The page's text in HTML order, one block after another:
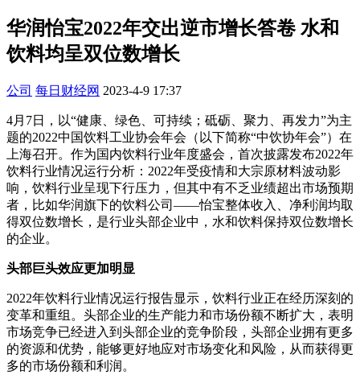
华润怡宝2022年交出逆市增长答卷 水和
饮料均呈双位数增长
公司 每日财经网 2023-4-9 17:37
4月7日，以“健康、绿色、可持续；砥砺、聚力、再发力”为主
题的2022中国饮料工业协会年会（以下简称“中饮协年会”）在
上海召开。作为国内饮料行业年度盛会，首次披露发布2022年
饮料行业情况运行分析：2022年受疫情和大宗原材料波动影
响，饮料行业呈现下行压力，但其中有不乏业绩超出市场预期
者，比如华润旗下的饮料公司——怡宝整体收入、净利润均取
得双位数增长，是行业头部企业中，水和饮料保持双位数增长
的企业。
头部巨头效应更加明显
2022年饮料行业情况运行报告显示，饮料行业正在经历深刻的
变革和重组。头部企业的生产能力和市场份额不断扩大，表明
市场竞争已经进入到头部企业的竞争阶段，头部企业拥有更多
的资源和优势，能够更好地应对市场变化和风险，从而获得更
多的市场份额和利润。